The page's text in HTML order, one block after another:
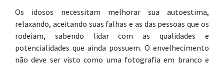
Os idosos necessitam melhorar sua autoestima,
relaxando, aceitando suas falhas e as das pessoas que os
rodeiam, sabendo lidar com as qualidades e
potencialidades que ainda possuem. O envelhecimento
não deve ser visto como uma fotografia em branco e